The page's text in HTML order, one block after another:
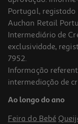
Champô Novex Meus
22.43 €/Lt
6,73 €
Portugal, registado
Auchan Retail
Intermediário de
exclusividade,
7952.
Informação
intermediação de
Ao longo do ano
Feira do Bebé